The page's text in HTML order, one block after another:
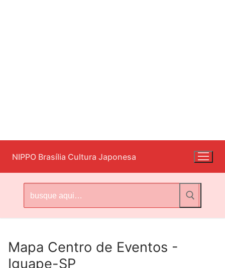
para
o
conteúdo
NIPPO Brasília Cultura Japonesa
por:
Mapa Centro de Eventos -
Iguape-SP